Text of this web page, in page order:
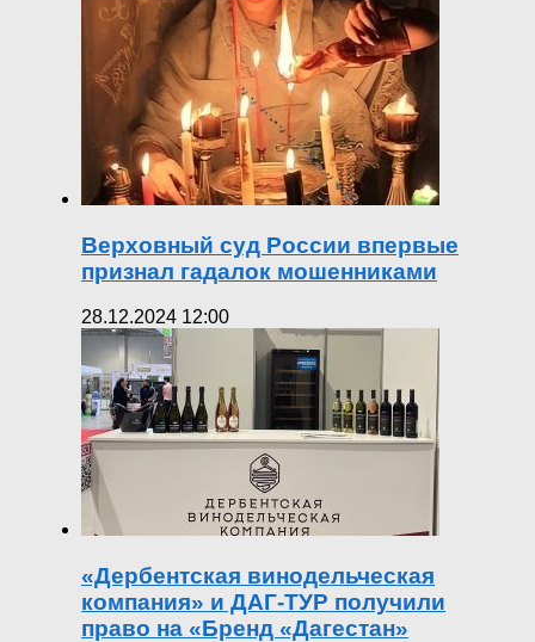
Верховный суд России впервые
признал гадалок мошенниками
28.12.2024 12:00
«Дербентская винодельческая
компания» и ДАГ-ТУР получили
право на «Бренд «Дагестан»